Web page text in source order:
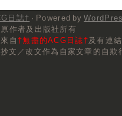
日誌† · Powered by
作者及出版社所有
自 †無盡的ACG日誌†及有連
文／改文作為自家文章的自欺